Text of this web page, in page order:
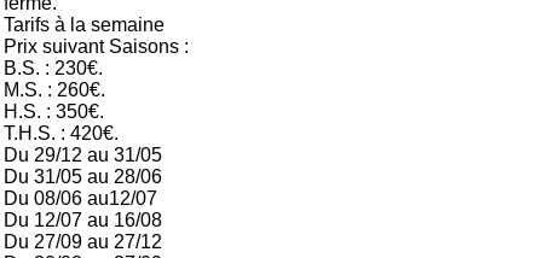
Tarifs à la semaine
Prix suivant Saisons :
B.S. : 230€.
M.S. : 260€.
H.S. : 350€.
T.H.S. : 420€.
Du 29/12 au 31/05
Du 31/05 au 28/06
Du 08/06 au12/07
Du 12/07 au 16/08
Du 27/09 au 27/12